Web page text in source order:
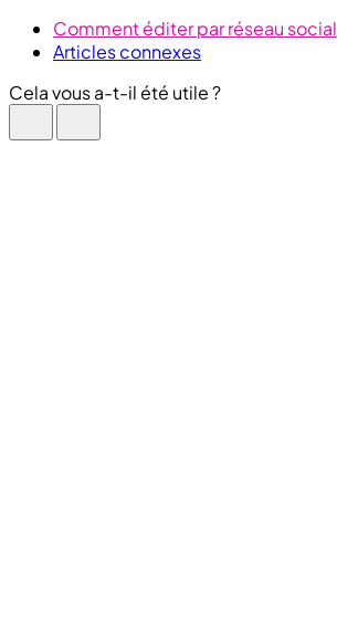
Comment éditer par réseau social
Articles connexes
Cela vous a-t-il été utile ?